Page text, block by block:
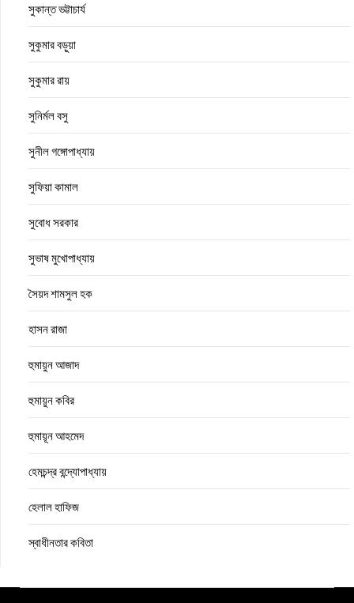
সুকান্ত ভট্টাচার্য
সুকুমার বড়ুয়া
সুকুমার রায়
সুনির্মল বসু
সুনীল গঙ্গোপাধ্যায়
সুফিয়া কামাল
সুবোধ সরকার
সুভাষ মুখোপাধ্যায়
সৈয়দ শামসুল হক
হাসন রাজা
হুমায়ুন আজাদ
হুমায়ুন কবির
হুমায়ূন আহমেদ
হেমচন্দ্র বন্দ্যোপাধ্যায়
হেলাল হাফিজ
স্বাধীনতার কবিতা